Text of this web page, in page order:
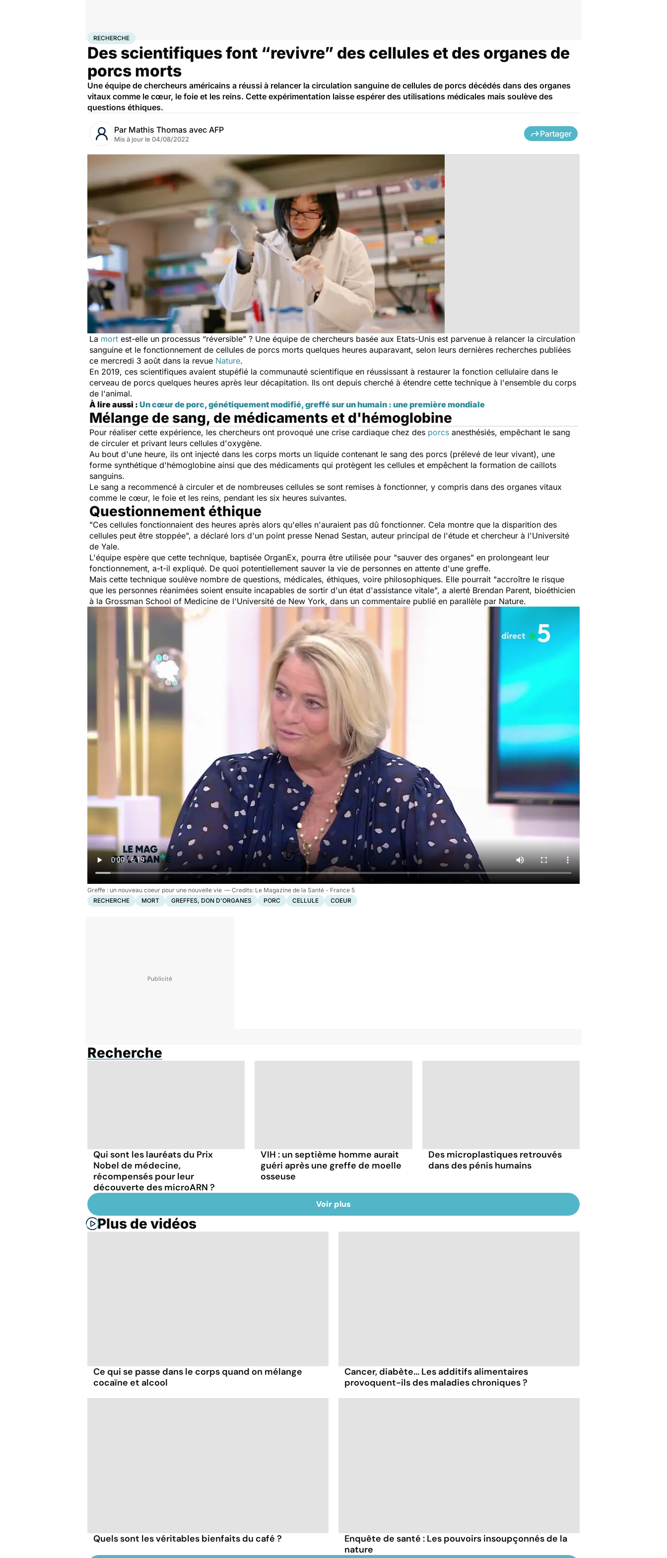
AccueilSantéRecherche
RECHERCHE
Des scientifiques font “revivre” des cellules et des organes de
porcs morts
Une équipe de chercheurs américains a réussi à relancer la circulation sanguine de cellules de porcs décédés dans des organes
vitaux comme le cœur, le foie et les reins. Cette expérimentation laisse espérer des utilisations médicales mais soulève des
questions éthiques.
Par Mathis Thomas avec AFP
Mis à jour le 04/08/2022
Partager
La mort est-elle un processus “réversible” ? Une équipe de chercheurs basée aux Etats-Unis est parvenue à relancer la circulation
sanguine et le fonctionnement de cellules de porcs morts quelques heures auparavant, selon leurs dernières recherches publiées
ce mercredi 3 août dans la revue Nature.
En 2019, ces scientifiques avaient stupéfié la communauté scientifique en réussissant à restaurer la fonction cellulaire dans le
cerveau de porcs quelques heures après leur décapitation. Ils ont depuis cherché à étendre cette technique à l'ensemble du corps
de l'animal.
À lire aussi : Un cœur de porc, génétiquement modifié, greffé sur un humain : une première mondiale
Mélange de sang, de médicaments et d'hémoglobine
Pour réaliser cette expérience, les chercheurs ont provoqué une crise cardiaque chez des porcs anesthésiés, empêchant le sang
de circuler et privant leurs cellules d'oxygène.
Au bout d'une heure, ils ont injecté dans les corps morts un liquide contenant le sang des porcs (prélevé de leur vivant), une
forme synthétique d'hémoglobine ainsi que des médicaments qui protègent les cellules et empêchent la formation de caillots
sanguins.
Le sang a recommencé à circuler et de nombreuses cellules se sont remises à fonctionner, y compris dans des organes vitaux
comme le cœur, le foie et les reins, pendant les six heures suivantes.
Questionnement éthique
"Ces cellules fonctionnaient des heures après alors qu'elles n'auraient pas dû fonctionner. Cela montre que la disparition des
cellules peut être stoppée", a déclaré lors d'un point presse Nenad Sestan, auteur principal de l'étude et chercheur à l'Université
de Yale.
L'équipe espère que cette technique, baptisée OrganEx, pourra être utilisée pour "sauver des organes" en prolongeant leur
fonctionnement, a-t-il expliqué. De quoi potentiellement sauver la vie de personnes en attente d'une greffe.
Mais cette technique soulève nombre de questions, médicales, éthiques, voire philosophiques. Elle pourrait "accroître le risque
que les personnes réanimées soient ensuite incapables de sortir d'un état d'assistance vitale", a alerté Brendan Parent, bioéthicien
à la Grossman School of Medicine de l'Université de New York, dans un commentaire publié en parallèle par Nature.
Greffe : un nouveau coeur pour une nouvelle vie
Le Magazine de la Santé - France 5
RECHERCHE
MORT GREFFES, DON D'ORGANES PORC CELLULE COEUR
Recherche
Qui sont les lauréats du Prix
Nobel de médecine,
récompensés pour leur
découverte des microARN ?
VIH : un septième homme aurait
guéri après une greffe de moelle
osseuse
Des microplastiques retrouvés
dans des pénis humains
Voir plus
Plus de vidéos
Ce qui se passe dans le corps quand on mélange
cocaïne et alcool
Cancer, diabète... Les additifs alimentaires
provoquent-ils des maladies chroniques ?
Quels sont les véritables bienfaits du café ?
Enquête de santé : Les pouvoirs insoupçonnés de la
nature